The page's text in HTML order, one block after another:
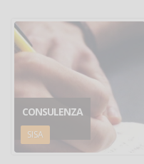
CONSULENZA
SISA